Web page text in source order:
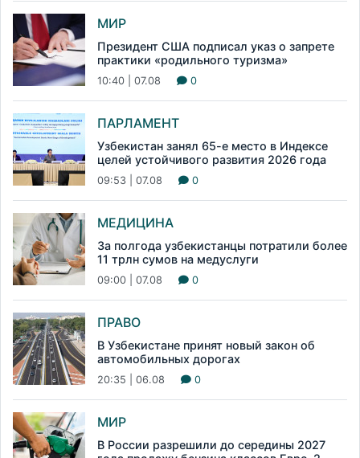
МИР
Президент США подписал указ о запрете
практики «родильного туризма»
10:40 | 07.08 0
ПАРЛАМЕНТ
Узбекистан занял 65-е место в Индексе
целей устойчивого развития 2026 года
09:53 | 07.08 0
МЕДИЦИНА
За полгода узбекистанцы потратили более
11 трлн сумов на медуслуги
09:00 | 07.08 0
ПРАВО
В Узбекистане принят новый закон об
автомобильных дорогах
20:35 | 06.08 0
МИР
В России разрешили до середины 2027